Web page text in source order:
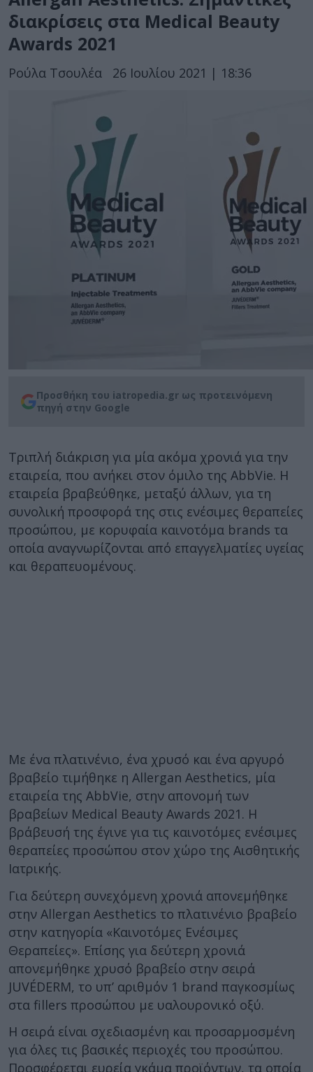
διακρίσεις στα Medical Beauty
Awards 2021
Ρούλα Τσουλέα 26 Ιουλίου 2021 | 18:36
Προσθήκη του iatropedia.gr ως προτεινόμενη
πηγή στην Google
Τριπλή διάκριση για μία ακόμα χρονιά για την
εταιρεία, που ανήκει στον όμιλο της AbbVie. Η
εταιρεία βραβεύθηκε, μεταξύ άλλων, για τη
συνολική προσφορά της στις ενέσιμες θεραπείες
προσώπου, με κορυφαία καινοτόμα brands τα
οποία αναγνωρίζονται από επαγγελματίες υγείας
και θεραπευομένους.
Με ένα πλατινένιο, ένα χρυσό και ένα αργυρό
βραβείο τιμήθηκε η Allergan Aesthetics, μία
εταιρεία της AbbVie, στην απονομή των
βραβείων Medical Beauty Awards 2021. H
βράβευσή της έγινε για τις καινοτόμες ενέσιμες
θεραπείες προσώπου στον χώρο της Αισθητικής
Ιατρικής.
Για δεύτερη συνεχόμενη χρονιά απονεμήθηκε
στην Allergan Aesthetics το πλατινένιο βραβείο
στην κατηγορία «Καινοτόμες Ενέσιμες
Θεραπείες». Επίσης για δεύτερη χρονιά
απονεμήθηκε χρυσό βραβείο στην σειρά
JUVÉDERM, το υπ’ αριθμόν 1 brand παγκοσμίως
στα fillers προσώπου με υαλουρονικό οξύ.
Η σειρά είναι σχεδιασμένη και προσαρμοσμένη
για όλες τις βασικές περιοχές του προσώπου.
Προσφέρεται ευρεία γκάμα προϊόντων, τα οποία